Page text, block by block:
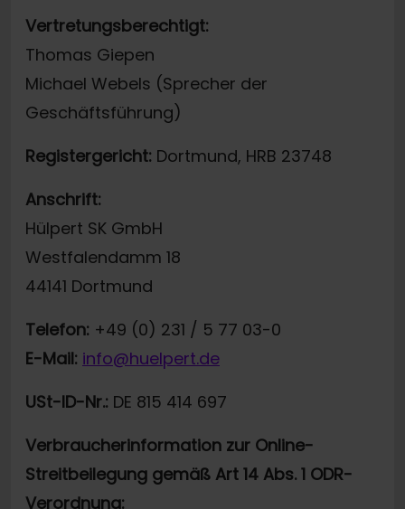
Vertretungsberechtigt:
Thomas Giepen
Michael Webels (Sprecher der
Geschäftsführung)
Registergericht: Dortmund, HRB 23748
Anschrift:
Hülpert SK GmbH
Westfalendamm 18
44141 Dortmund
Telefon: +49 (0) 231 / 5 77 03-0
E-Mail: info@huelpert.de
USt-ID-Nr.: DE 815 414 697
Verbraucherinformation zur Online-
Streitbeilegung gemäß Art 14 Abs. 1 ODR-
Verordnung: